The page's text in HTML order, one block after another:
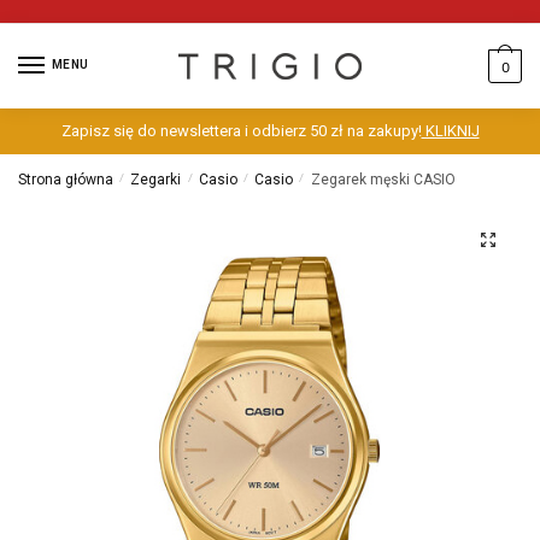
MENU 0
Zapisz się do newslettera i odbierz 50 zł na zakupy!KLIKNIJ
Strona główna / Zegarki / Casio / Casio / Zegarek męski CASIO